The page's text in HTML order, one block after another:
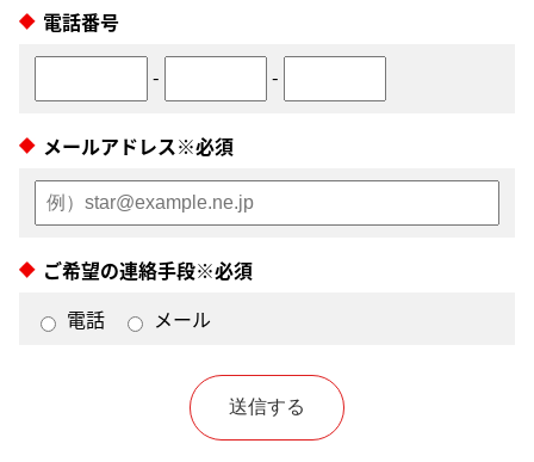
電話番号
-
-
メールアドレス※必須
ご希望の連絡手段※必須
電話
メール